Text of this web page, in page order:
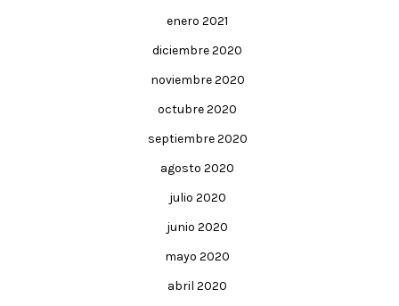
enero 2021
diciembre 2020
noviembre 2020
octubre 2020
septiembre 2020
agosto 2020
julio 2020
junio 2020
mayo 2020
abril 2020